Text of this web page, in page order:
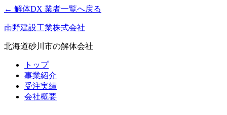
← 解体DX 業者一覧へ戻る
南野建設工業株式会社
北海道砂川市の解体会社
トップ
事業紹介
受注実績
会社概要